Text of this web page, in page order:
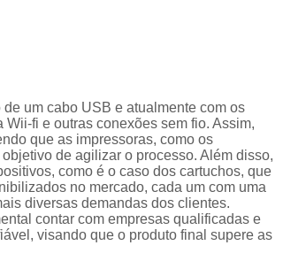
Crachá em Branco
Crachá Identificação
Crachá com
Crachá de
Crachá e
um cabo USB e atualmente com os
fi e outras conexões sem fio. Assim,
que as impressoras, como os
de agilizar o processo. Além disso,
como é o caso dos cartuchos, que
no mercado, cada um com uma
diversas demandas dos clientes.
contar com empresas qualificadas e
visando que o produto final supere as